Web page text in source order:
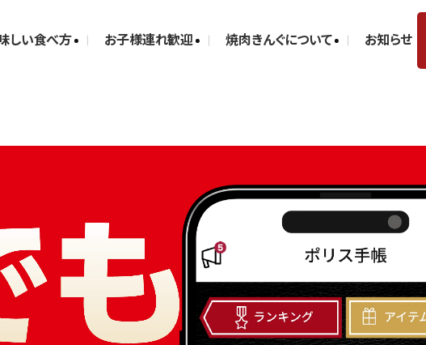
しい食べ方 お子様連れ歓迎 焼肉きんぐについて お知らせ